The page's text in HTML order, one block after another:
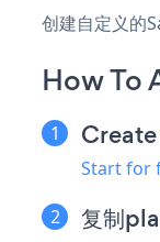
创建自定义的
How To
Start for
复制